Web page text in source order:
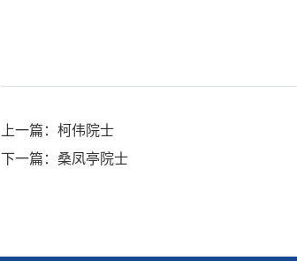
上一篇：柯伟院士
下一篇：桑凤亭院士